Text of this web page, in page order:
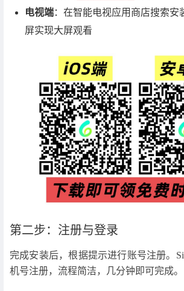
电视端：在智能电视应用商店搜索安
屏实现大屏观看
第二步：注册与登录
完成安装后，根据提示进行账号注册。
机号注册，流程简洁，几分钟即可完成。